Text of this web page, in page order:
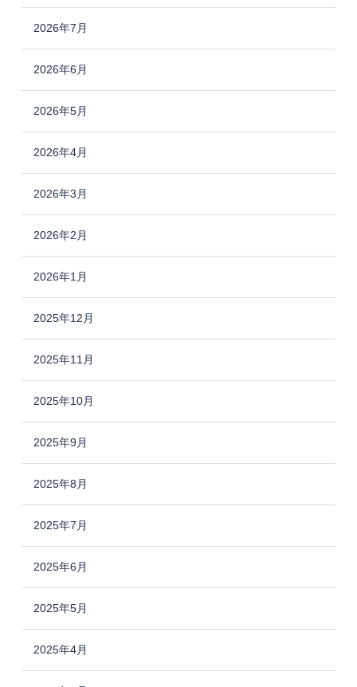
2026年7月
2026年6月
2026年5月
2026年4月
2026年3月
2026年2月
2026年1月
2025年12月
2025年11月
2025年10月
2025年9月
2025年8月
2025年7月
2025年6月
2025年5月
2025年4月